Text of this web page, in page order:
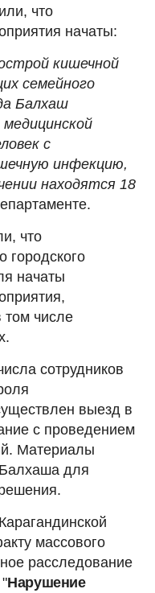
что
начаты:
кишечной
семейного
Балхаш
с
инфекцию,
находятся 18
что
городского
начаты
том числе
сотрудников
выезд в
с проведением
Материалы
для
массового
расследование
Нарушение